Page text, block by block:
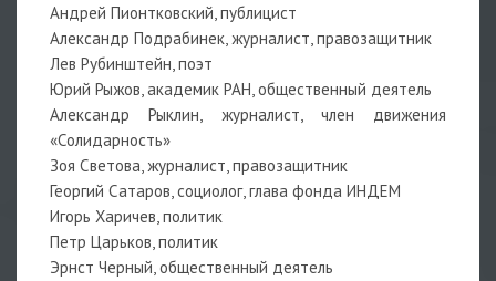
Андрей Пионтковский, публицист
Александр Подрабинек, журналист, правозащитник
Лев Рубинштейн, поэт
Юрий Рыжов, академик РАН, общественный деятель
Александр Рыклин, журналист, член движения
«Солидарность»
Зоя Светова, журналист, правозащитник
Георгий Сатаров, социолог, глава фонда ИНДЕМ
Игорь Харичев, политик
Петр Царьков, политик
Эрнст Черный, общественный деятель